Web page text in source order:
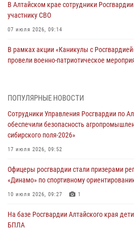
В Алтайском крае сотрудники
участнику СВО
07 июля 2026, 09:14
В рамках акции «Каникулы с
провели военно-патриотическое
акции «Коробка храбрости»
Сотрудники Росгвардии провели встречу
03 июля 2026, 04:03
Управление Росгвардии по Алтайскому
02 июля 2026, 00:55
ПОПУЛЯРНЫЕ НОВОСТИ
Сотрудники Управления Росгвардии по
обеспечили безопасность
сибирского поля-2026»
17 июля 2026, 09:52
Офицеры росгвардии стали призерами
«Динамо» по спортивному
10 июля 2026, 09:27 1
На базе Росгвардии Алтайского края
БПЛА